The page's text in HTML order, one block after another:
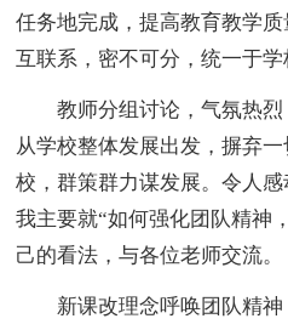
任务地完成，提高教育教学
互联系，密不可分，统一于学
教师分组讨论，气氛热烈
从学校整体发展出发，摒弃
校，群策群力谋发展。令人
我主要就“如何强化团队精神
己的看法，与各位老师交流。
新课改理念呼唤团队精神